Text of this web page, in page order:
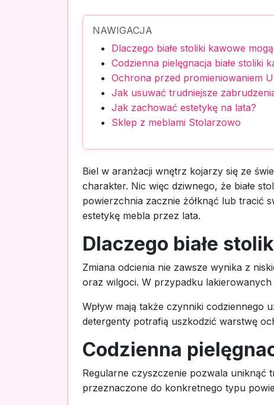
NAWIGACJA
Dlaczego białe stoliki kawowe
Codzienna pielęgnacja białe stoliki
Ochrona przed promieniowaniem
Jak usuwać trudniejsze
Jak zachować estetykę na lata?
Sklep z meblami Stolarzowo
Biel w aranżacji wnętrz kojarzy się ze
charakter. Nic więc dziwnego, że białe
powierzchnia zacznie żółknąć lub tracić
estetykę mebla przez lata.
Dlaczego białe
Zmiana odcienia nie zawsze wynika z
oraz wilgoci. W przypadku
Wpływ mają także czynniki codziennego
detergenty potrafią uszkodzić warstwę
Codzienna
Regularne czyszczenie pozwala uniknąć
przeznaczone do konkretnego typu